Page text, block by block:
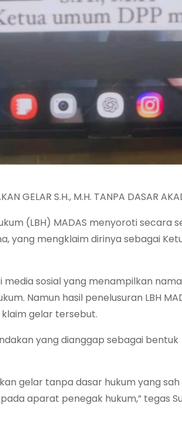
GELAR S.H., M.H. TANPA DASAR
(LBH) MADAS menyoroti secara
yang mengklaim dirinya sebagai
sosial yang menampilkan nama
Namun hasil penelusuran LBH
gelar tersebut.
yang dianggap sebagai bentuk
gelar tanpa dasar hukum yang
aparat penegak hukum,” tegas